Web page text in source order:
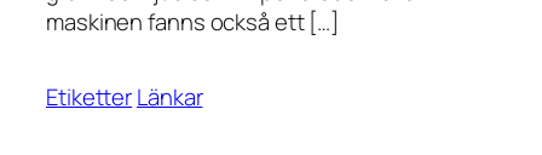
maskinen fanns också ett […]
EtiketterLänkar